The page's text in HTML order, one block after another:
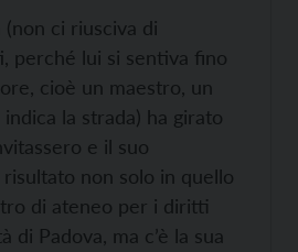
ci riusciva di
perché lui si sentiva fino
cioè un maestro, un
la strada) ha girato
e il suo
non solo in quello
di ateneo per i diritti
di Padova, ma c’è la sua